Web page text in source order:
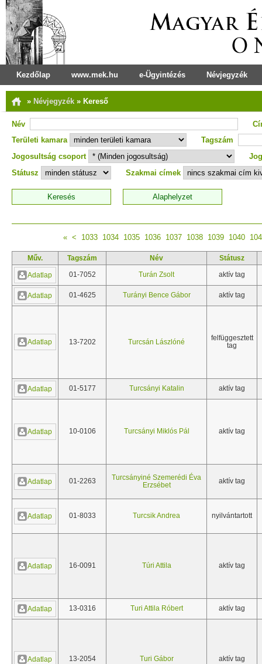
Kezdőlap www.mek.hu e-Ügyintézés Névjegyzék
» Névjegyzék » Kereső
Név
Területi kamara
Tagszám
Jogosultság csoport
Státusz
Szakmai címek
« < 1033 1034 1035 1036 1037 1038 1039 1040
Műv. Tagszám Név Státusz
Adatlap 01-7052 Turán Zsolt aktív tag
Adatlap 01-4625 Turányi Bence Gábor aktív tag
Adatlap 13-7202 Turcsán Lászlóné
felfüggesztett
tag
Adatlap 01-5177 Turcsányi Katalin aktív tag
Adatlap 10-0106 Turcsányi Miklós Pál aktív tag
Adatlap 01-2263
Turcsányiné Szemerédi Éva
Erzsébet
aktív tag
Adatlap 01-8033 Turcsik Andrea nyilvántartott
Adatlap 16-0091 Túri Attila aktív tag
Adatlap 13-0316 Turi Attila Róbert aktív tag
Adatlap 13-2054 Turi Gábor aktív tag